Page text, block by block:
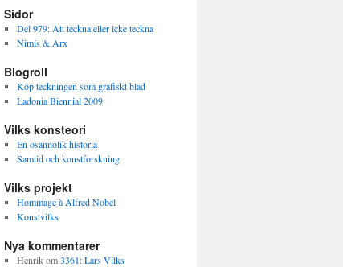
a
r
k
v
t
e
g
r
i
e
Sidor
Del 979: Att teckna eller icke teckna
Nimis & Arx
Blogroll
Köp teckningen som grafiskt blad
Ladonia Biennial 2009
Vilks konsteori
En osannolik historia
Samtid och konstforskning
Vilks projekt
Hommage à Alfred Nobel
Konstvilks
Nya kommentarer
Henrikom3361: Lars Vilks